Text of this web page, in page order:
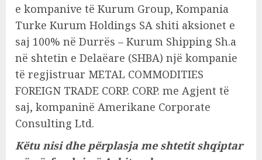
e kompanive të Kurum Group, Kompania
Turke Kurum Holdings SA shiti aksionet e
saj 100% në Durrës – Kurum Shipping Sh.a
në shtetin e Delaëare (SHBA) një kompanie
të regjistruar METAL COMMODITIES
FOREIGN TRADE CORP. CORP. me Agjent të
saj, kompaninë Amerikane Corporate
Consulting Ltd.
Këtu nisi dhe përplasja me shtetit shqiptar